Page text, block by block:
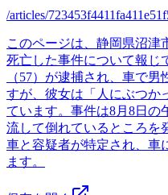
/articles/
このページは、静岡県沼津
死亡した事件について報じ
（57）が逮捕され、車で
すが、彼女は「人にぶつか
ています。事件は8月8日の
流して倒れているところを
車と容疑者が特定され、車
ます。